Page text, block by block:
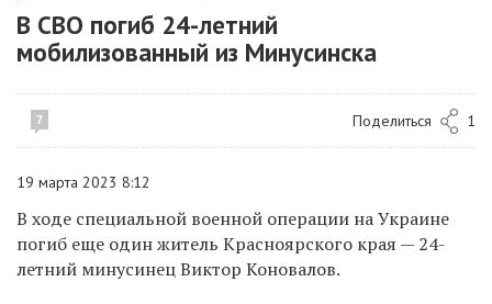
В СВО погиб 24-летний
мобилизованный из Минусинска
7 Поделиться 1
19 марта 2023 8:12
В ходе специальной военной операции на Украине
погиб еще один житель Красноярского края — 24-
летний минусинец Виктор Коновалов.